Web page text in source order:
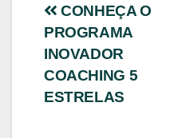
Navegação
de
Post
CONHEÇA O
PROGRAMA
INOVADOR
COACHING 5
ESTRELAS